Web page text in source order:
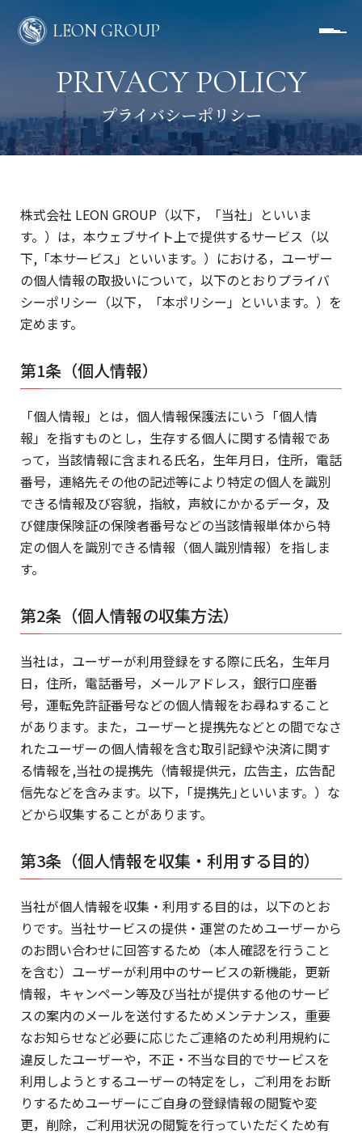
LEON GROUP
PRIVACY POLICY
株式会社 LEON GROUP（以下，「当社」といいま
す。）は，本ウェブサイト上で提供するサービス（以
下,「本サービス」といいます。）における，ユーザー
の個人情報の取扱いについて，以下のとおりプライバ
シーポリシー（以下，「本ポリシー」といいます。）を
定めます。
第1条（個人情報）
「個人情報」とは，個人情報保護法にいう「個人情
報」を指すものとし，生存する個人に関する情報であ
って，当該情報に含まれる氏名，生年月日，住所，電話
番号，連絡先その他の記述等により特定の個人を識別
できる情報及び容貌，指紋，声紋にかかるデータ，及
び健康保険証の保険者番号などの当該情報単体から特
定の個人を識別できる情報（個人識別情報）を指しま
す。
第2条（個人情報の収集方法）
当社は，ユーザーが利用登録をする際に氏名，生年月
日，住所，電話番号，メールアドレス，銀行口座番
号，運転免許証番号などの個人情報をお尋ねすること
があります。また，ユーザーと提携先などとの間でなさ
れたユーザーの個人情報を含む取引記録や決済に関す
る情報を,当社の提携先（情報提供元，広告主，広告配
信先などを含みます。以下，｢提携先｣といいます。）な
どから収集することがあります。
第3条（個人情報を収集・利用する目的）
当社が個人情報を収集・利用する目的は，以下のとお
りです。当社サービスの提供・運営のためユーザーから
のお問い合わせに回答するため（本人確認を行うこと
を含む）ユーザーが利用中のサービスの新機能，更新
情報，キャンペーン等及び当社が提供する他のサービ
スの案内のメールを送付するためメンテナンス，重要
なお知らせなど必要に応じたご連絡のため利用規約に
違反したユーザーや，不正・不当な目的でサービスを
利用しようとするユーザーの特定をし，ご利用をお断
りするためユーザーにご自身の登録情報の閲覧や変
更，削除，ご利用状況の閲覧を行っていただくため有